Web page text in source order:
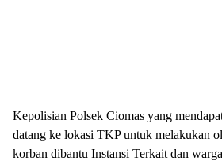
Kepolisian Polsek Ciomas yang
datang ke lokasi TKP untuk melakukan
korban dibantu Instansi Terkait dan